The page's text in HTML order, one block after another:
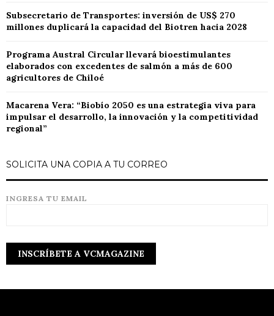
Subsecretario de Transportes: inversión de US$ 270
millones duplicará la capacidad del Biotren hacia 2028
Programa Austral Circular llevará bioestimulantes
elaborados con excedentes de salmón a más de 600
agricultores de Chiloé
Macarena Vera: “Biobío 2050 es una estrategia viva para
impulsar el desarrollo, la innovación y la competitividad
regional”
SOLICITA UNA COPIA A TU CORREO
INGRESA TU EMAIL